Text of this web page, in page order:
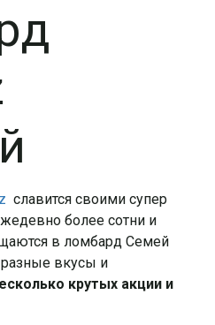
славится своими супер
более сотни и
в ломбард Семей
разные вкусы и
крутых акции и